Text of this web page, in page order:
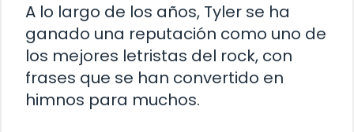
A lo largo de los años, Tyler se ha
ganado una reputación como uno de
los mejores letristas del rock, con
frases que se han convertido en
himnos para muchos.